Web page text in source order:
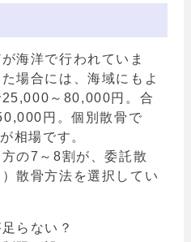
海洋で行われていま
場合には、海域にもよ
25,000～80,000円。合
円。個別散骨で
相場です。
の7～8割が、委託散
散骨方法を選択してい
らない？